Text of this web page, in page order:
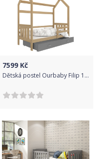
7599 Kč
Dětská postel Ourbaby Filip 190x80 cm